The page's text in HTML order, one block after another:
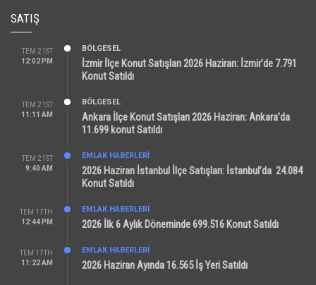
SATIŞ
TEM 21ST
12:02 PM
BÖLGESEL
İzmir İlçe Konut Satışları 2026 Haziran: İzmir’de 7.791
Konut Satıldı
TEM 21ST
11:11 AM
BÖLGESEL
Ankara İlçe Konut Satışları 2026 Haziran: Ankara’da
11.699 konut Satıldı
TEM 21ST
9:40 AM
EMLAK HABERLERI
2026 Haziran İstanbul İlçe Satışları: İstanbul’da 24.084
Konut Satıldı
TEM 17TH
12:44 PM
EMLAK HABERLERI
2026 İlk 6 Aylık Döneminde 699.516 Konut Satıldı
TEM 17TH
11:22 AM
EMLAK HABERLERI
2026 Haziran Ayında 16.565 İş Yeri Satıldı